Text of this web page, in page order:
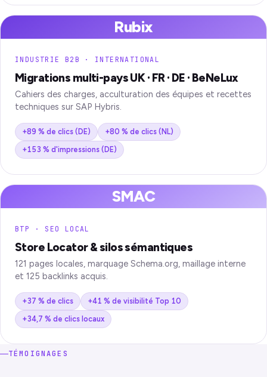
Rubix
INDUSTRIE B2B · INTERNATIONAL
Migrations multi-pays UK · FR · DE · BeNeLux
Cahiers des charges, acculturation des équipes et recettes
techniques sur SAP Hybris.
+89 % de clics (DE)
+80 % de clics (NL)
+153 % d'impressions (DE)
SMAC
BTP · SEO LOCAL
Store Locator & silos sémantiques
121 pages locales, marquage Schema.org, maillage interne
et 125 backlinks acquis.
+37 % de clics
+41 % de visibilité Top 10
+34,7 % de clics locaux
TÉMOIGNAGES